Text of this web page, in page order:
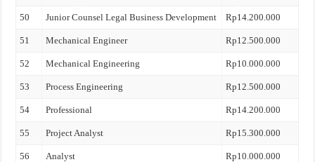
50 Junior Counsel Legal Business Development Rp14.200.000
51 Mechanical Engineer Rp12.500.000
52 Mechanical Engineering Rp10.000.000
53 Process Engineering Rp12.500.000
54 Professional Rp14.200.000
55 Project Analyst Rp15.300.000
56 Analyst Rp10.000.000